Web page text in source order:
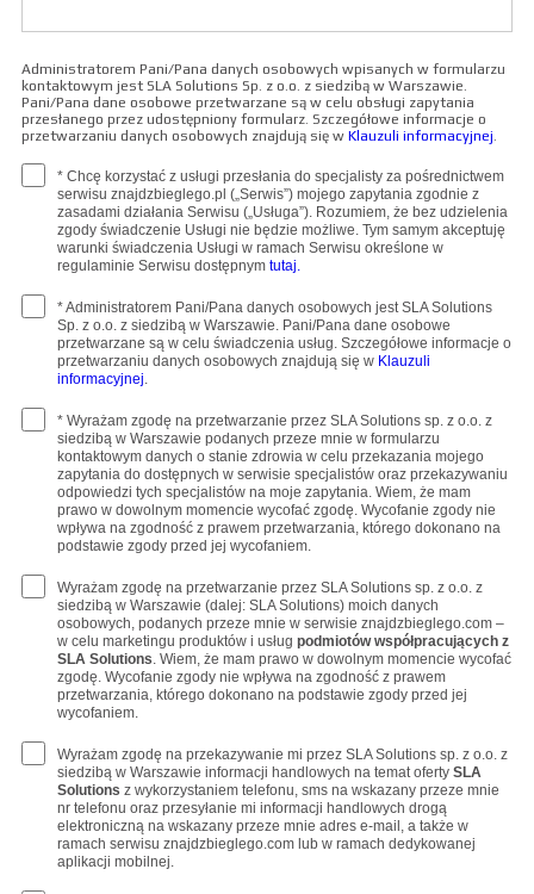
Administratorem Pani/Pana danych osobowych wpisanych w formularzu
kontaktowym jest SLA Solutions Sp. z o.o. z siedzibą w Warszawie.
Pani/Pana dane osobowe przetwarzane są w celu obsługi zapytania
przesłanego przez udostępniony formularz. Szczegółowe informacje o
przetwarzaniu danych osobowych znajdują się w Klauzuli informacyjnej.
* Chcę korzystać z usługi przesłania do specjalisty za pośrednictwem
serwisu znajdzbieglego.pl („Serwis”) mojego zapytania zgodnie z
zasadami działania Serwisu („Usługa”). Rozumiem, że bez udzielenia
zgody świadczenie Usługi nie będzie możliwe. Tym samym akceptuję
warunki świadczenia Usługi w ramach Serwisu określone w
regulaminie Serwisu dostępnym tutaj.
* Administratorem Pani/Pana danych osobowych jest SLA Solutions
Sp. z o.o. z siedzibą w Warszawie. Pani/Pana dane osobowe
przetwarzane są w celu świadczenia usług. Szczegółowe informacje o
przetwarzaniu danych osobowych znajdują się w Klauzuli
informacyjnej.
* Wyrażam zgodę na przetwarzanie przez SLA Solutions sp. z o.o. z
siedzibą w Warszawie podanych przeze mnie w formularzu
kontaktowym danych o stanie zdrowia w celu przekazania mojego
zapytania do dostępnych w serwisie specjalistów oraz przekazywaniu
odpowiedzi tych specjalistów na moje zapytania. Wiem, że mam
prawo w dowolnym momencie wycofać zgodę. Wycofanie zgody nie
wpływa na zgodność z prawem przetwarzania, którego dokonano na
podstawie zgody przed jej wycofaniem.
Wyrażam zgodę na przetwarzanie przez SLA Solutions sp. z o.o. z
siedzibą w Warszawie (dalej: SLA Solutions) moich danych
osobowych, podanych przeze mnie w serwisie znajdzbieglego.com –
w celu marketingu produktów i usług podmiotów współpracujących z
SLA Solutions. Wiem, że mam prawo w dowolnym momencie wycofać
zgodę. Wycofanie zgody nie wpływa na zgodność z prawem
przetwarzania, którego dokonano na podstawie zgody przed jej
wycofaniem.
Wyrażam zgodę na przekazywanie mi przez SLA Solutions sp. z o.o. z
siedzibą w Warszawie informacji handlowych na temat oferty SLA
Solutions z wykorzystaniem telefonu, sms na wskazany przeze mnie
nr telefonu oraz przesyłanie mi informacji handlowych drogą
elektroniczną na wskazany przeze mnie adres e-mail, a także w
ramach serwisu znajdzbieglego.com lub w ramach dedykowanej
aplikacji mobilnej.